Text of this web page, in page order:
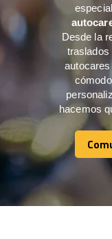
Desde la
traslados
hacemos